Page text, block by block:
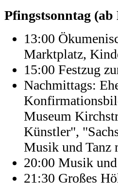
Pfingstsonntag
13:00
Marktplatz,
15:00 Festzug
Nachmittags:
Museum
Künstler",
Musik und Tanz
20:00 Musik
21:30 Großes